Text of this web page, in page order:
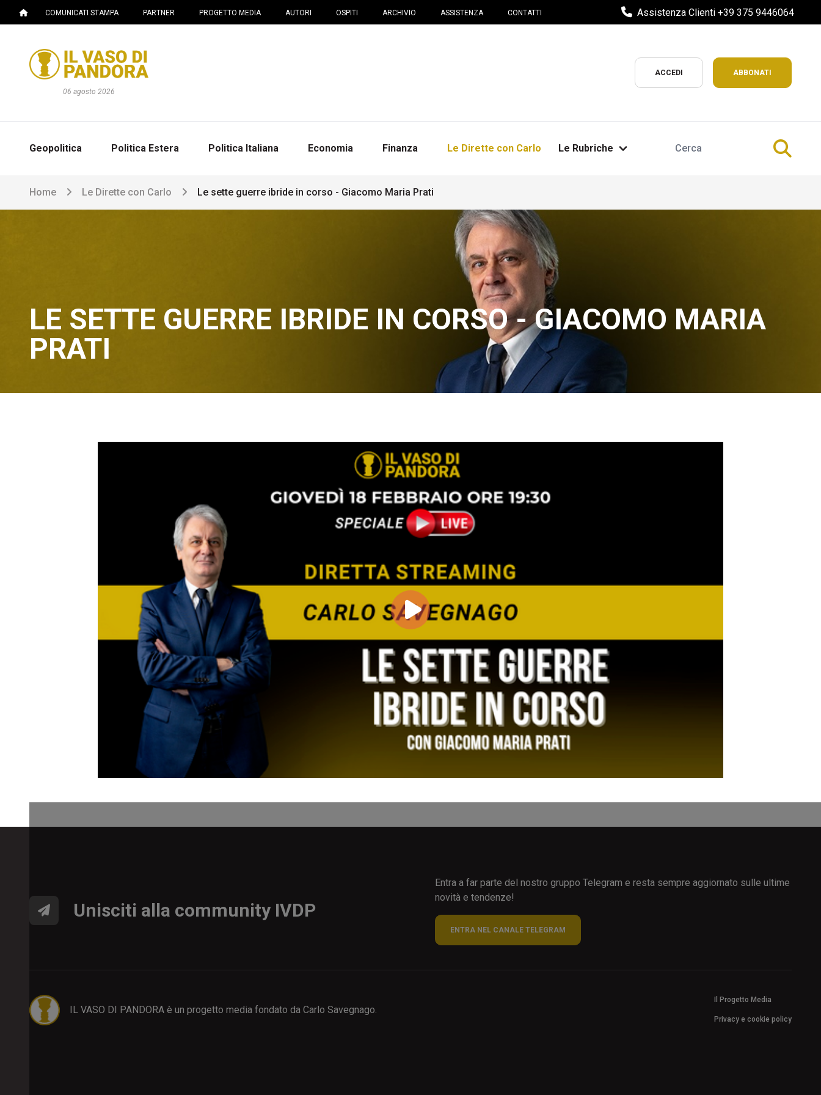
COMUNICATI STAMPA PARTNER PROGETTO MEDIA AUTORI OSPITI ARCHIVIO ASSISTENZA CONTATTI Assistenza Clienti +39 375 9446064
06 agosto 2026
ACCEDI ABBONATI
Geopolitica Politica Estera Politica Italiana Economia Finanza Le Dirette con Carlo Le Rubriche
Home Le Dirette con Carlo Le sette guerre ibride in corso - Giacomo Maria Prati
LE SETTE GUERRE IBRIDE IN CORSO - GIACOMO MARIA
PRATI
Unisciti alla community IVDP
Entra a far parte del nostro gruppo Telegram e resta sempre aggiornato sulle ultime
novità e tendenze!
ENTRA NEL CANALE TELEGRAM
IL VASO DI PANDORA è un progetto media fondato da Carlo Savegnago.
Il Progetto Media
Privacy e cookie policy